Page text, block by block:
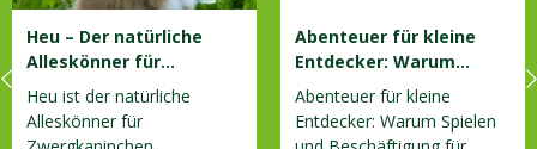
Heu – Der natürliche
Alleskönner für
Zwergkaninchen,
Meerschweinchen & Co.
Heu ist der natürliche
Alleskönner für
Abenteuer für kleine
Entdecker: Warum
Spielen und
Beschäftigung für
Zwergkaninchen und
Abenteuer für kleine
Entdecker: Warum Spielen